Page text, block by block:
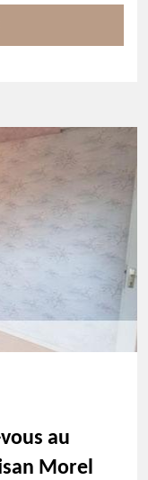
au
Morel